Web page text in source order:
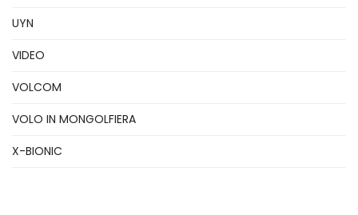
UYN
VIDEO
VOLCOM
VOLO IN MONGOLFIERA
X-BIONIC